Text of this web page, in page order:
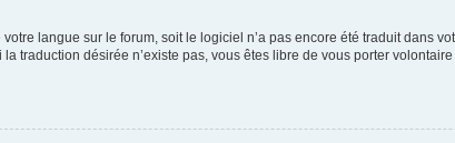
langue sur le forum, soit le logiciel n’a pas encore été traduit dans
traduction désirée n’existe pas, vous êtes libre de vous porter